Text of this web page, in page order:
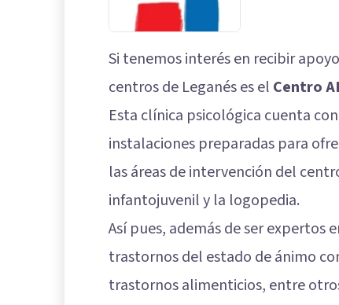
Si tenemos interés en recibir
centros de Leganés es el Centro
Esta clínica psicológica cuenta
instalaciones preparadas para
las áreas de intervención del
infantojuvenil y la logopedia.
Así pues, además de ser
trastornos del estado de ánimo
trastornos alimenticios, entre